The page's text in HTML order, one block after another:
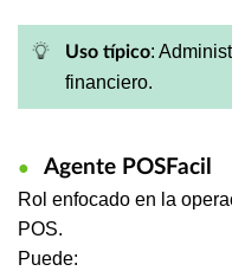
Uso típico:
financiero.
● Agente POSFacil
Rol enfocado en la
POS.
Puede: